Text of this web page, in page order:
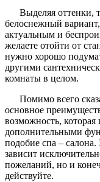
Выделяя оттенки,
белоснежный
актуальным и
желаете отойти от
нужно хорошо
другими
комнаты в целом.
Помимо всего
основное
возможность, которая
дополнительными
подобие спа –
зависит
пожеланий, но и
действуйте.